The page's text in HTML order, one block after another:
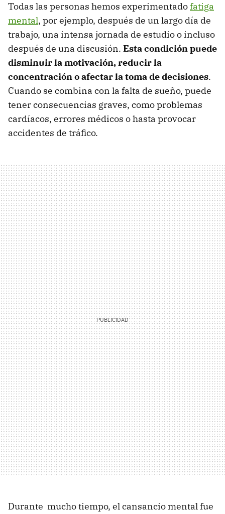
Todas las personas hemos experimentadofatiga
mental, por ejemplo, después de un largo día de
trabajo, una intensa jornada de estudio o incluso
después de una discusión. Esta condición puede
disminuir la motivación, reducir la
concentración o afectar la toma de decisiones.
Cuando se combina con la falta de sueño, puede
tener consecuencias graves, como problemas
cardíacos, errores médicos o hasta provocar
accidentes de tráfico.
Durante mucho tiempo, el cansancio mental fue